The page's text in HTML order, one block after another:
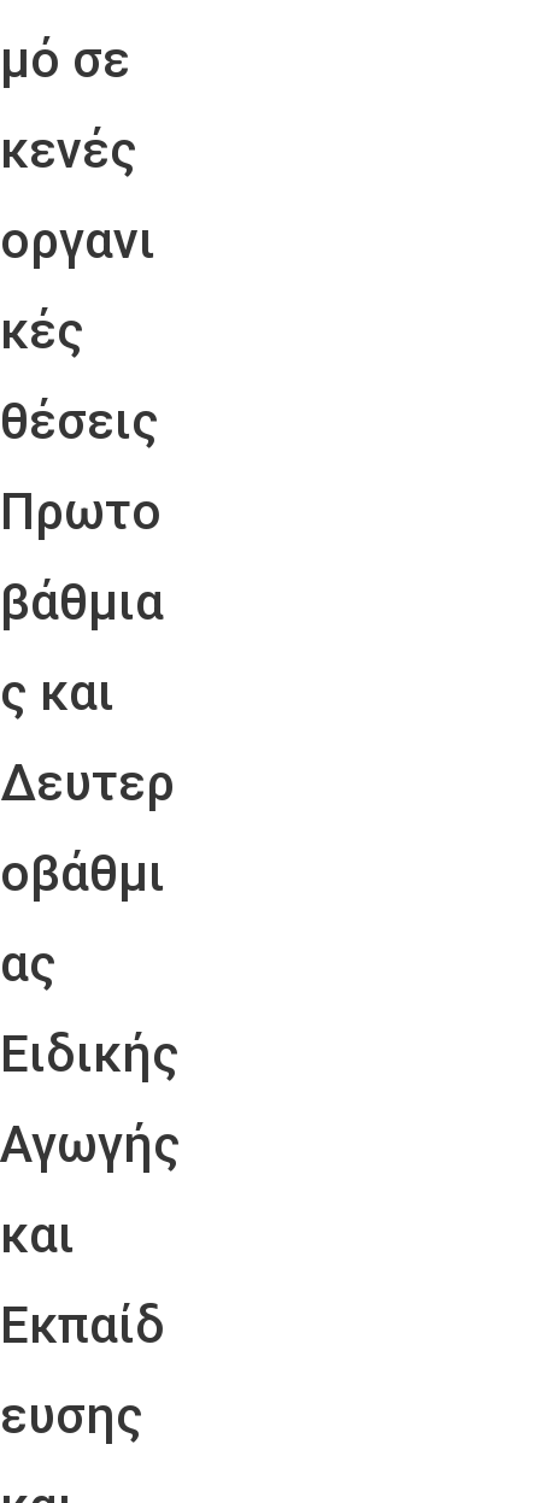
μό σε
κενές
οργανι
κές
θέσεις
Πρωτο
βάθμια
ς και
Δευτερ
οβάθμι
ας
Ειδικής
Αγωγής
και
Εκπαίδ
ευσης